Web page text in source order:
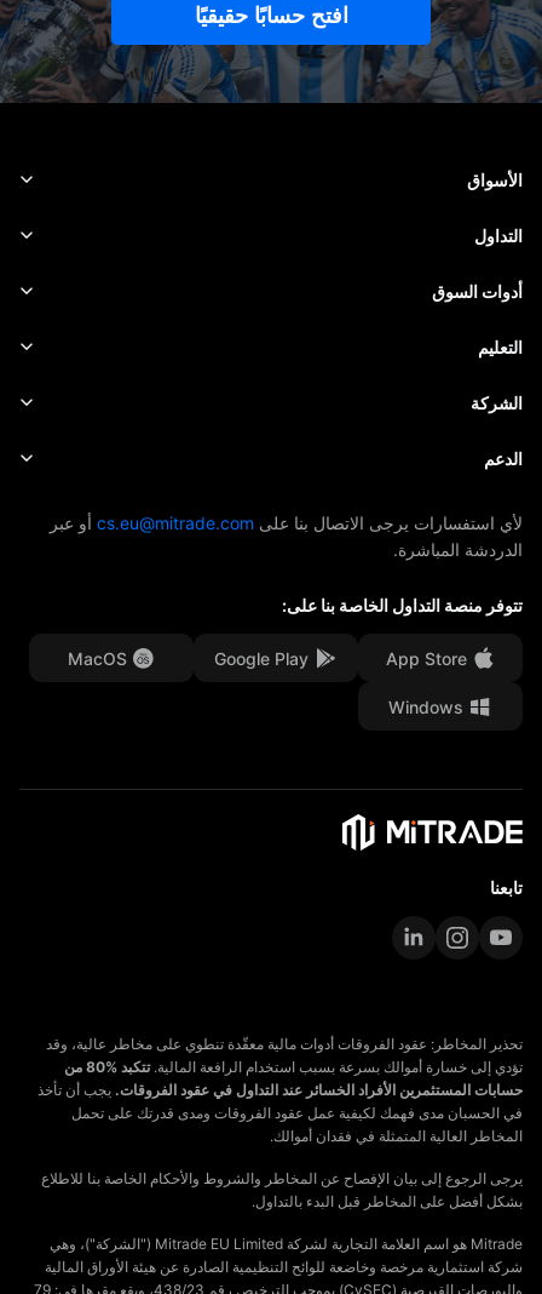
افتح حسابًا حقيقيًا
الأسواق
الفوركس
السلع
التداول
منصة التداول
إدارة المخاطر
أدوات السوق
التقويم الاقتصادي
الأخبار
التعليم
الأساسيات
EBook
الشركة
حول Mitrade
جوائزنا
مركز الوسائط
فرص العمل
المستندات القانونية
الدعم
تواصل معنا
مركز المساعدة
الأسئلة الشائعة
لأي استفسارات يرجى الاتصال بنا على cs.eu@mitrade.com أو عبر
الدردشة المباشرة.
تتوفر منصة التداول الخاصة بنا على:
App Store
Google Play
MacOS
Windows
تابعنا
تحذير المخاطر: عقود الفروقات أدوات مالية معقّدة تنطوي على مخاطر عالية، وقد
تؤدي إلى خسارة أموالك بسرعة بسبب استخدام الرافعة المالية.
تتكبد %80 من
حسابات المستثمرين الأفراد الخسائر عند التداول في عقود الفروقات. يجب أن تأخذ
في الحسبان مدى فهمك لكيفية عمل عقود الفروقات ومدى قدرتك على تحمل
المخاطر العالية المتمثلة في فقدان أموالك.
يرجى الرجوع إلى بيان الإفصاح عن المخاطر والشروط والأحكام الخاصة بنا للاطلاع
بشكل أفضل على المخاطر قبل البدء بالتداول.
Mitrade هو اسم العلامة التجارية لشركة Mitrade EU Limited ("الشركة")، وهي
شركة استثمارية مرخصة وخاضعة للوائح التنظيمية الصادرة عن هيئة الأوراق المالية
والبورصات القبرصية (CySEC) بموجب الترخيص رقم 438/23، ويقع مقرها في: 79